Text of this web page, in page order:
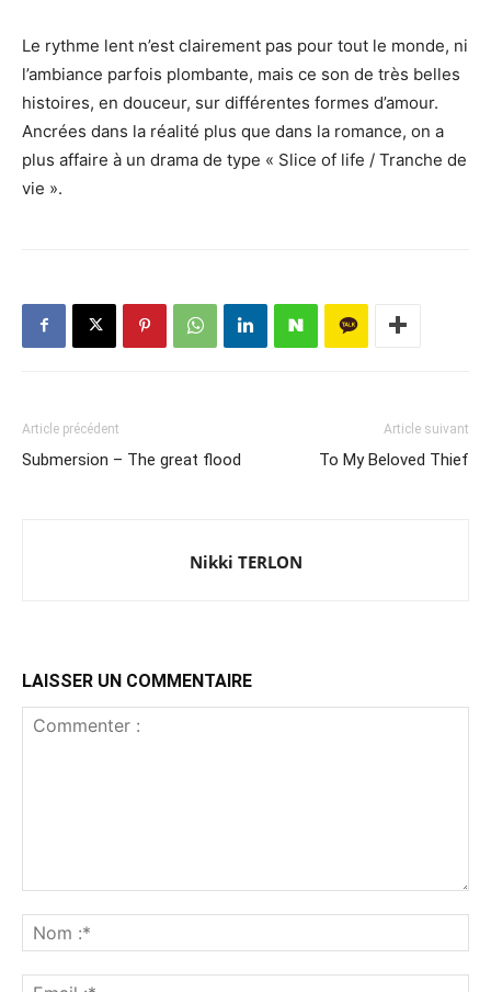
Le rythme lent n’est clairement pas pour tout le monde, ni
l’ambiance parfois plombante, mais ce son de très belles
histoires, en douceur, sur différentes formes d’amour.
Ancrées dans la réalité plus que dans la romance, on a
plus affaire à un drama de type « Slice of life / Tranche de
vie ».
Article précédent
Submersion – The great flood
Article suivant
To My Beloved Thief
Nikki TERLON
LAISSER UN COMMENTAIRE